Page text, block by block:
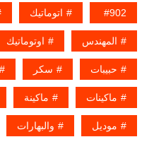
902 اتوماتيك
المهندس اوتوماتيك
حبيبات سكر
ماكينات ماكينة
موديل والبهارات